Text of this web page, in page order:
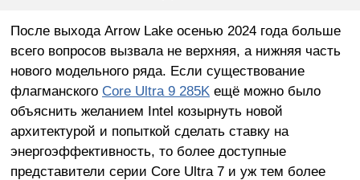
После выхода Arrow Lake осенью 2024 года больше
всего вопросов вызвала не верхняя, а нижняя часть
нового модельного ряда. Если существование
флагманского Core Ultra 9 285Kещё можно было
объяснить желанием Intel козырнуть новой
архитектурой и попыткой сделать ставку на
энергоэффективность, то более доступные
представители серии Core Ultra 7 и уж тем более